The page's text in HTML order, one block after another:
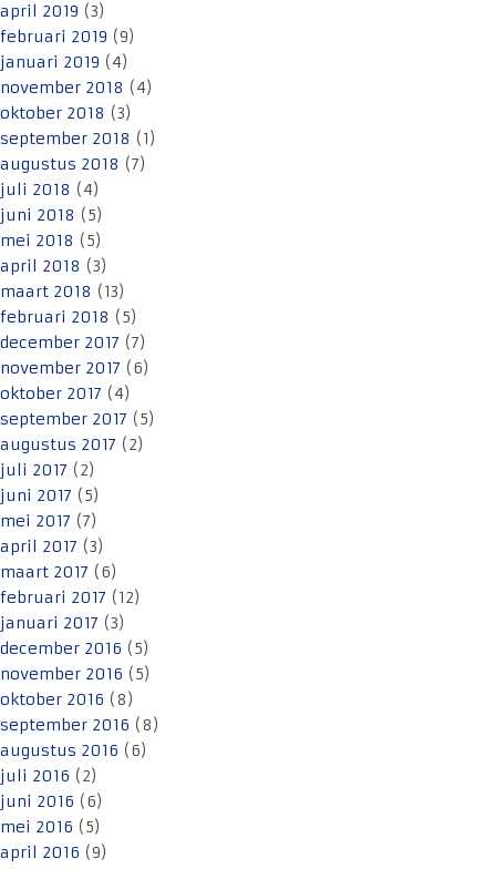
april 2019 (3)
februari 2019 (9)
januari 2019 (4)
november 2018 (4)
oktober 2018 (3)
september 2018 (1)
augustus 2018 (7)
juli 2018 (4)
juni 2018 (5)
mei 2018 (5)
april 2018 (3)
maart 2018 (13)
februari 2018 (5)
december 2017 (7)
november 2017 (6)
oktober 2017 (4)
september 2017 (5)
augustus 2017 (2)
juli 2017 (2)
juni 2017 (5)
mei 2017 (7)
april 2017 (3)
maart 2017 (6)
februari 2017 (12)
januari 2017 (3)
december 2016 (5)
november 2016 (5)
oktober 2016 (8)
september 2016 (8)
augustus 2016 (6)
juli 2016 (2)
juni 2016 (6)
mei 2016 (5)
april 2016 (9)